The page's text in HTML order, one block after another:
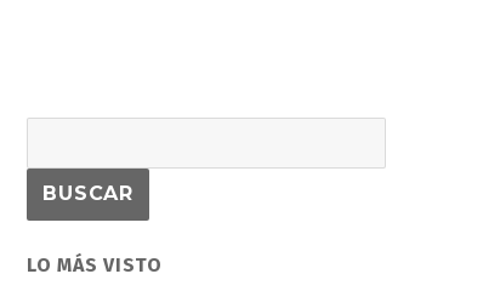
LO MÁS VISTO